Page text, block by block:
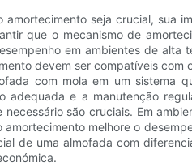
amortecimento seja crucial, sua
que o mecanismo de
em ambientes de alta
devem ser compatíveis com
com mola em um sistema
adequada e a manutenção
necessário são cruciais. Em
amortecimento melhore o
de uma almofada com